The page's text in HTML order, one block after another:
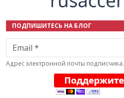
ПОДПИШИТЕСЬ НА БЛОГ
Email
Адрес электронной почты подписчика.